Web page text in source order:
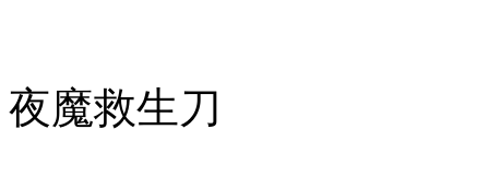
夜魔救生刀